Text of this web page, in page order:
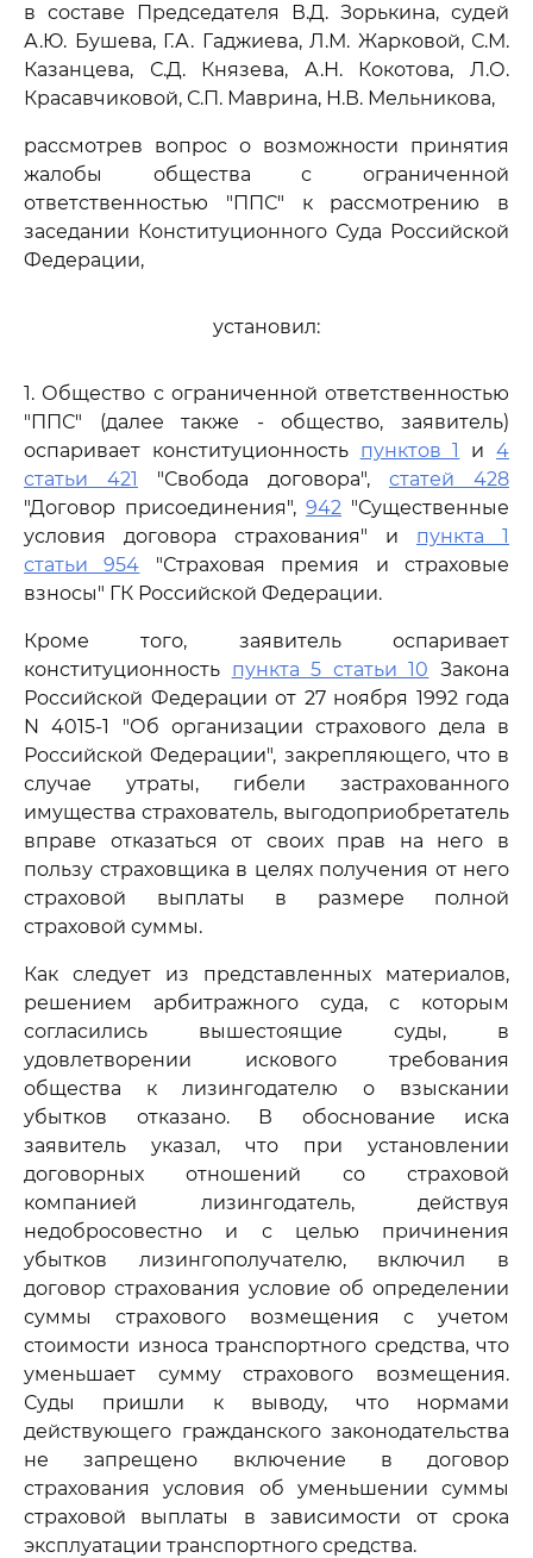
в составе Председателя В.Д. Зорькина, судей
А.Ю. Бушева, Г.А. Гаджиева, Л.М. Жарковой, С.М.
Казанцева, С.Д. Князева, А.Н. Кокотова, Л.О.
Красавчиковой, С.П. Маврина, Н.В. Мельникова,
рассмотрев вопрос о возможности принятия
жалобы общества с ограниченной
ответственностью "ППС" к рассмотрению в
заседании Конституционного Суда Российской
Федерации,
установил:
1. Общество с ограниченной ответственностью
"ППС" (далее также - общество, заявитель)
оспаривает конституционность пунктов 1 и4
статьи 421
"Свобода договора", статей 428
"Договор присоединения", 942 "Существенные
условия договора страхования" и пункта 1
статьи 954 "Страховая премия и страховые
взносы" ГК Российской Федерации.
Кроме того, заявитель оспаривает
конституционность пункта 5 статьи 10 Закона
Российской Федерации от 27 ноября 1992 года
N 4015-1 "Об организации страхового дела в
Российской Федерации", закрепляющего, что в
случае утраты, гибели застрахованного
имущества страхователь, выгодоприобретатель
вправе отказаться от своих прав на него в
пользу страховщика в целях получения от него
страховой выплаты в размере полной
страховой суммы.
Как следует из представленных материалов,
решением арбитражного суда, с которым
согласились вышестоящие суды, в
удовлетворении искового требования
общества к лизингодателю о взыскании
убытков отказано. В обоснование иска
заявитель указал, что при установлении
договорных отношений со страховой
компанией лизингодатель, действуя
недобросовестно и с целью причинения
убытков лизингополучателю, включил в
договор страхования условие об определении
суммы страхового возмещения с учетом
стоимости износа транспортного средства, что
уменьшает сумму страхового возмещения.
Суды пришли к выводу, что нормами
действующего гражданского законодательства
не запрещено включение в договор
страхования условия об уменьшении суммы
страховой выплаты в зависимости от срока
эксплуатации транспортного средства.